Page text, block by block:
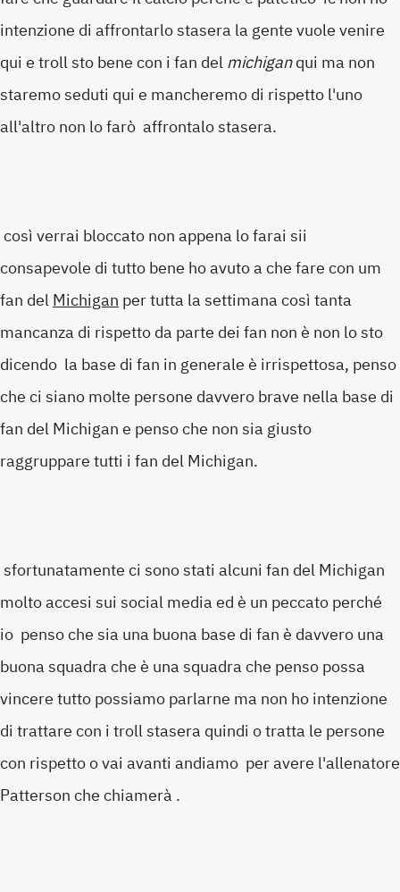
intenzione di affrontarlo stasera la gente vuole venire
qui e troll sto bene con i fan delmichiganqui ma non
staremo seduti qui e mancheremo di rispetto l'uno
all'altro non lo farò affrontalo stasera.
così verrai bloccato non appena lo farai sii
consapevole di tutto bene ho avuto a che fare con um
fan delMichigan per tutta la settimana così tanta
mancanza di rispetto da parte dei fan non è non lo sto
dicendo la base di fan in generale è irrispettosa, penso
che ci siano molte persone davvero brave nella base di
fan del Michigan e penso che non sia giusto
raggruppare tutti i fan del Michigan.
sfortunatamente ci sono stati alcuni fan del Michigan
molto accesi sui social media ed è un peccato perché
io penso che sia una buona base di fan è davvero una
buona squadra che è una squadra che penso possa
vincere tutto possiamo parlarne ma non ho intenzione
di trattare con i troll stasera quindi o tratta le persone
con rispetto o vai avanti andiamo per avere l'allenatore
Patterson che chiamerà .